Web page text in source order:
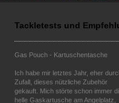
Tackletests und
Gas Pouch - Kartuschentasche
Ich habe mir letztes Jahr, eher
Zufall, dieses nützliche Zubehör
gekauft. Mich störte schon immer
helle Gaskartusche am Angelplatz,